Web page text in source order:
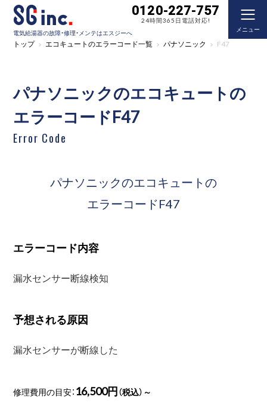
電気給湯器の故障・修理・メンテはエスジーへ
0120-227-757
24時間365日電話対応!
メニュー
トップ エコキュートのエラーコード一覧 パナソニック F47
パナソニックのエコキュートの
エラーコードF47
Error Code
パナソニックのエコキュートの
エラーコードF47
エラーコード内容
漏水センサー断線検知
予想される原因
漏水センサーが断線した
修理費用の目安： 16,500円（税込）～